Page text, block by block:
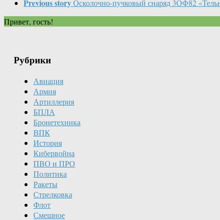
Previous storyОсколочно-пучковый снаряд 3ОФ82
Привет, гость!
Рубрики
Авиация
Армия
Артиллерия
БПЛА
Бронетехника
ВПК
История
Кибервойна
ПВО и ПРО
Политика
Ракеты
Стрелковка
Флот
Смешное